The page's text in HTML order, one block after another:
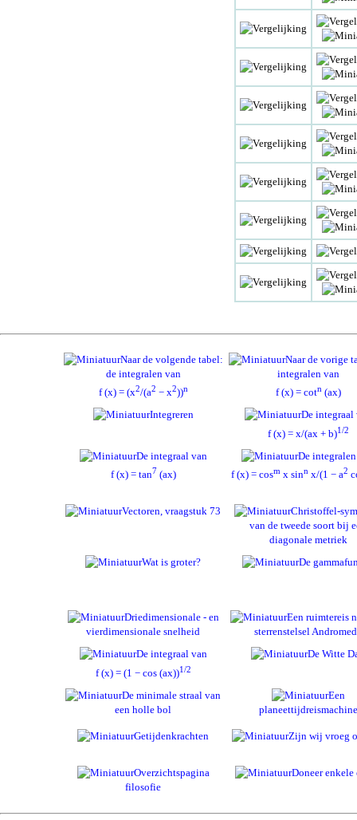
Naar de volgende tabel:
de integralen van
f (x) = (x2/(a2 − x2))n
Naar de vorige
integralen van
f (x) = cotn(ax)
Integreren
De integraal
f (x) = x/(ax + b)1/2
De integraal van
f (x) = tan7 (ax)
De
f (x) = cosmx sinnx/(1 − a2
Vectoren, vraagstuk 73
Christoffel-
van de tweede soort bij
diagonale metriek
Wat is groter?
De
Driedimensionale - en
vierdimensionale snelheid
Een ruimtereis
sterrenstelsel
De integraal van
f (x) = (1 − cos (ax))1/2
De Witte
De minimale straal van
een holle bol
Een
planeettijdreismachine
Getijdenkrachten Zijn wij vroeg
Overzichtspagina
filosofie
Doneer enkele